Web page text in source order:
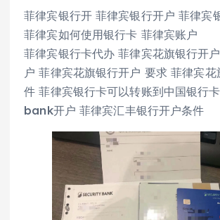
菲律宾银行开 菲律宾银行开户 菲律宾
菲律宾如何使用银行卡 菲律宾账户
菲律宾银行卡代办 菲律宾花旗银行开
户 菲律宾花旗银行开户 要求 菲律宾花
件 菲律宾银行卡可以转账到中国银行
bank开户 菲律宾汇丰银行开户条件